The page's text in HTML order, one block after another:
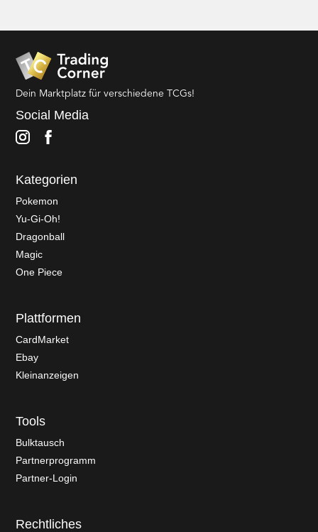
Dein Marktplatz für verschiedene TCGs!
Social Media
Kategorien
Pokemon
Yu-Gi-Oh!
Dragonball
Magic
One Piece
Plattformen
CardMarket
Ebay
Kleinanzeigen
Tools
Bulktausch
Partnerprogramm
Partner-Login
Rechtliches